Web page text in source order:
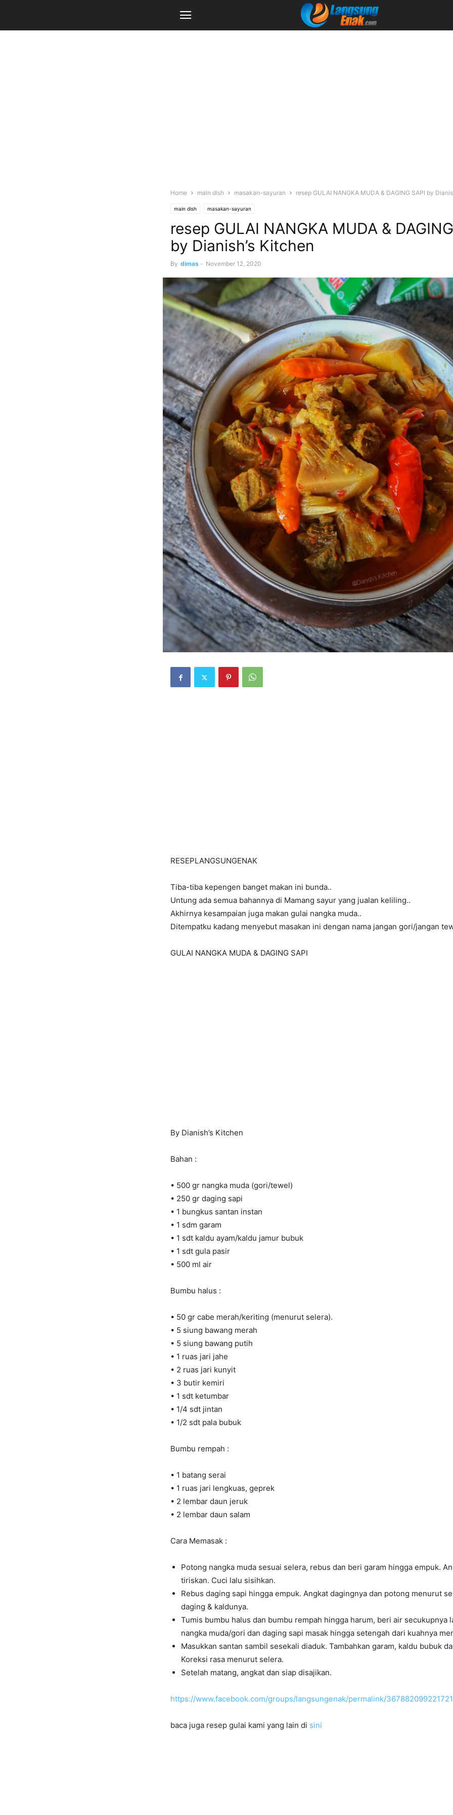
Home main dish masakan-sayuran resep GULAI NANGKA MUDA & DAGING SAPI by
main dish masakan-sayuran
resep GULAI NANGKA MUDA &
by Dianish’s Kitchen
By dimas - November 12, 2020
RESEPLANGSUNGENAK
Tiba-tiba kepengen banget makan ini bunda..
Untung ada semua bahannya di Mamang sayur yang jualan keliling..
Akhirnya kesampaian juga makan gulai nangka muda..
Ditempatku kadang menyebut masakan ini dengan nama jangan gori/jangan
GULAI NANGKA MUDA & DAGING SAPI
By Dianish’s Kitchen
Bahan :
• 500 gr nangka muda (gori/tewel)
• 250 gr daging sapi
• 1 bungkus santan instan
• 1 sdm garam
• 1 sdt kaldu ayam/kaldu jamur bubuk
• 1 sdt gula pasir
• 500 ml air
Bumbu halus :
• 50 gr cabe merah/keriting (menurut selera).
• 5 siung bawang merah
• 5 siung bawang putih
• 1 ruas jari jahe
• 2 ruas jari kunyit
• 3 butir kemiri
• 1 sdt ketumbar
• 1/4 sdt jintan
• 1/2 sdt pala bubuk
Bumbu rempah :
• 1 batang serai
• 1 ruas jari lengkuas, geprek
• 2 lembar daun jeruk
• 2 lembar daun salam
Cara Memasak :
Potong nangka muda sesuai selera, rebus dan beri garam hingga empuk.
tiriskan. Cuci lalu sisihkan.
Rebus daging sapi hingga empuk. Angkat dagingnya dan potong menurut
daging & kaldunya.
Tumis bumbu halus dan bumbu rempah hingga harum, beri air secukupnya
nangka muda/gori dan daging sapi masak hingga setengah dari kuahnya
Masukkan santan sambil sesekali diaduk. Tambahkan garam, kaldu bubuk
Koreksi rasa menurut selera.
Setelah matang, angkat dan siap disajikan.
https://www.facebook.com/groups/langsungenak/permalink/
baca juga resep gulai kami yang lain di sini